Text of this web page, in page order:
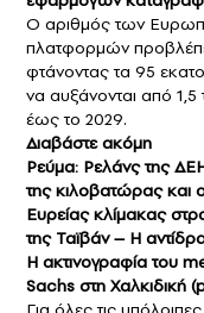
Ο αριθμός των
πλατφορμών
φτάνοντας τα 95
να αυξάνονται από
έως το 2029.
Διαβάστε ακόμη
Ρεύμα: Ρελάνς της ΔΕΗ
της κιλοβατώρας και
Ευρείας κλίμακας
της Ταϊβάν – Η
Η ακτινογραφία του
Sachs στη Χαλκιδική